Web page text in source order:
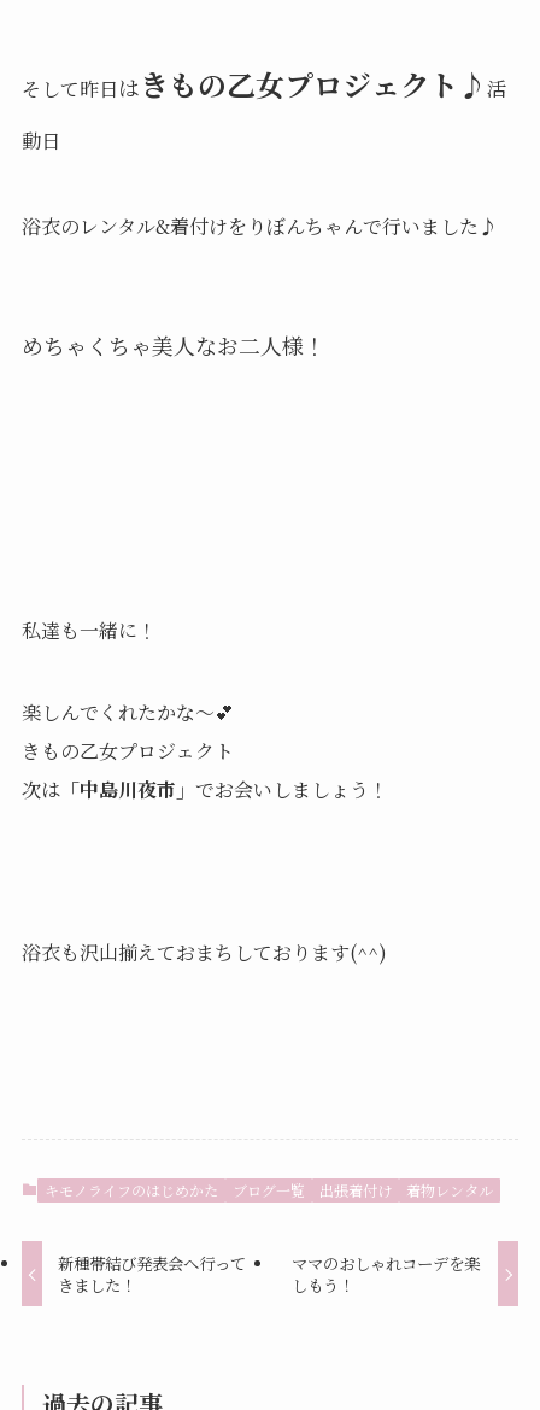
そして昨日はきもの乙女プロジェクト♪ 活
動日
浴衣のレンタル&着付けをりぼんちゃんで行いました♪
めちゃくちゃ美人なお二人様！
私達も一緒に！
楽しんでくれたかな〜💕
きもの乙女プロジェクト
次は「中島川夜市」 でお会いしましょう！
浴衣も沢山揃えておまちしております(^^)
キモノライフのはじめかた ブログ一覧 出張着付け 着物レンタル
新種帯結び発表会へ行って
きました！
ママのおしゃれコーデを楽
しもう！